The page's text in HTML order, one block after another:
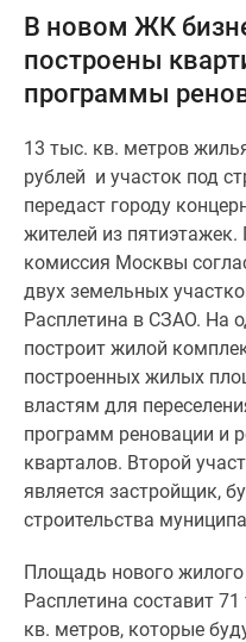
новостройки
Новостройки
карте
предложения
Коммерческие
помещения
Продавцы
застройщики
Панорамы
новостроек
Видеообзор
новостроек
Экспертиза
новостроек
Экология
Москвы
Подмосковья
Студии
В новом ЖК
построены
программы
13 тыс. кв. метров
рублей и участок под
передаст городу
жителей из пятиэтажек.
комиссия Москвы
двух земельных
Расплетина в СЗАО. На
построит жилой
построенных жилых
властям для
программ реновации и
кварталов. Второй
является застройщик,
строительства
Площадь нового
Расплетина составит
кв. метров, которые